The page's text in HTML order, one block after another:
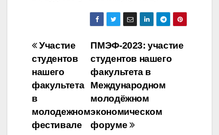
Навигация
по
записям
ПМЭФ-2023: участие
студентов нашего
факультета в
Международном
молодёжном
экономическом
форуме
Участие
студентов
нашего
факультета
в
молодежном
фестивале